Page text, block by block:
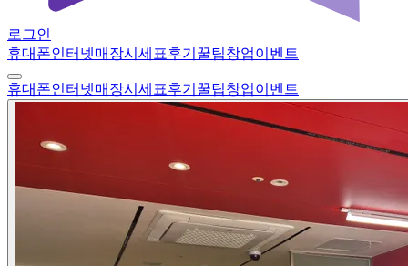
로그인
휴대폰인터넷매장시세표후기 꿀팁창업이벤트
휴대폰인터넷매장시세표후기 꿀팁창업이벤트